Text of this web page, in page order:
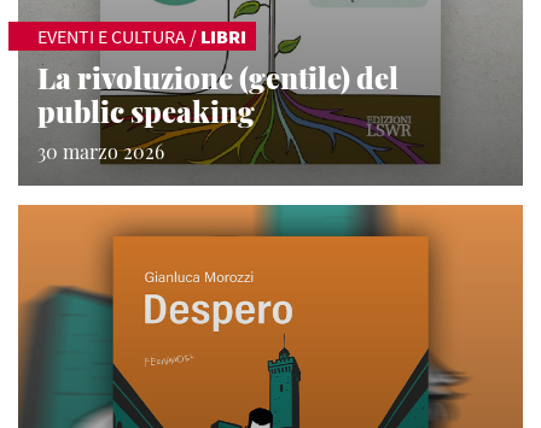
EVENTI E CULTURA / LIBRI
La rivoluzione (gentile) del
public speaking
30 marzo 2026